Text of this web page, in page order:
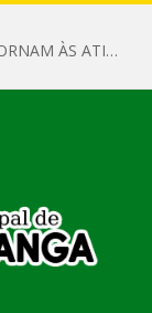
SERVIDORES DA CÂMARA MUNICIPAL RETORNAM ÀS ATIVIDADES APÓS O RECESSO PARLAMENTAR